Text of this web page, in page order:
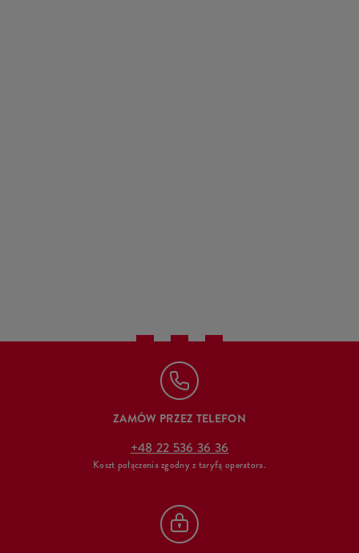
ZAMÓW PRZEZ TELEFON
+48 22 536 36 36
Koszt połączenia zgodny z taryfą operatora.